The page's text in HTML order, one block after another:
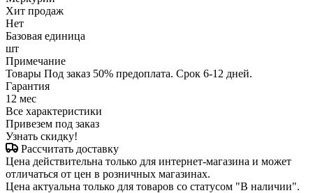
Хит продаж
Нет
Базовая единица
шт
Примечание
Товары Под заказ 50% предоплата. Срок 6-12 дней.
Гарантия
12 мес
Все характеристики
Привезем под заказ
Узнать скидку!
Рассчитать доставку
Цена действительна только для интернет-магазина и может
отличаться от цен в розничных магазинах.
Цена актуальна только для товаров со статусом "В наличии".